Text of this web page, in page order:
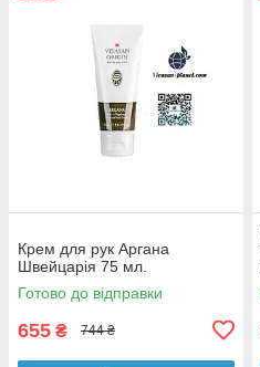
Крем для рук Аргана
Швейцарія 75 мл.
Готово до відправки
655 ₴ 744 ₴